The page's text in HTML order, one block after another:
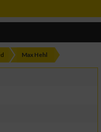
Max Hehl